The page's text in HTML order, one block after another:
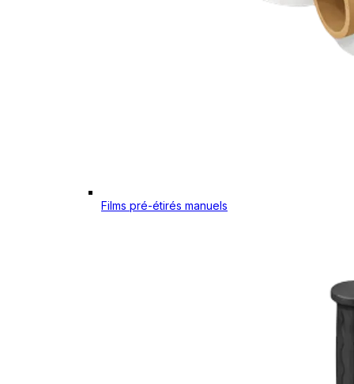
Films pré-étirés manuels